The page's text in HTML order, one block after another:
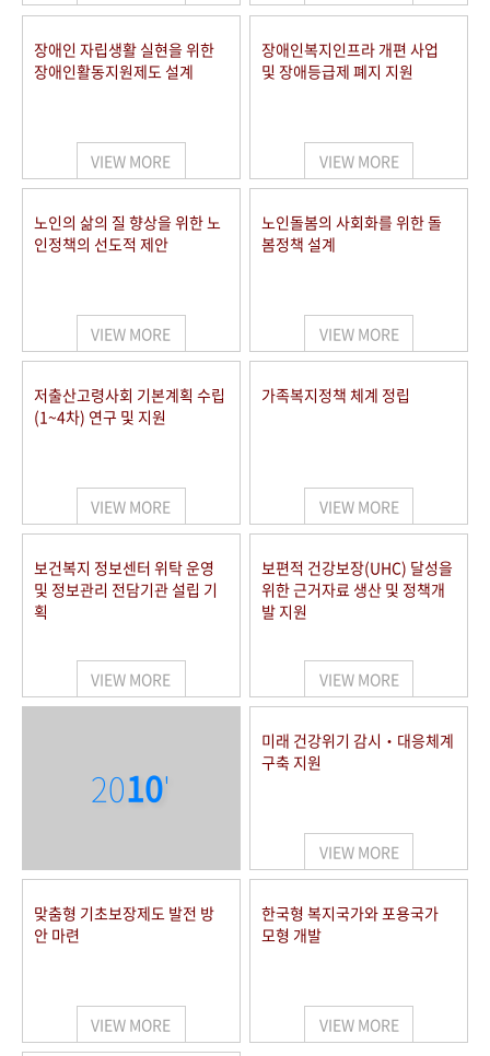
장애인 자립생활 실현을 위한
장애인활동지원제도 설계
VIEW MORE
장애인복지인프라 개편 사업
및 장애등급제 폐지 지원
VIEW MORE
노인의 삶의 질 향상을 위한 노
인정책의 선도적 제안
VIEW MORE
노인돌봄의 사회화를 위한 돌
봄정책 설계
VIEW MORE
저출산고령사회 기본계획 수립
(1~4차) 연구 및 지원
VIEW MORE
가족복지정책 체계 정립
VIEW MORE
보건복지 정보센터 위탁 운영
및 정보관리 전담기관 설립 기
획
VIEW MORE
보편적 건강보장(UHC) 달성을
위한 근거자료 생산 및 정책개
발 지원
VIEW MORE
2010'
미래 건강위기 감시‧대응체계
구축 지원
VIEW MORE
맞춤형 기초보장제도 발전 방
안 마련
VIEW MORE
한국형 복지국가와 포용국가
모형 개발
VIEW MORE